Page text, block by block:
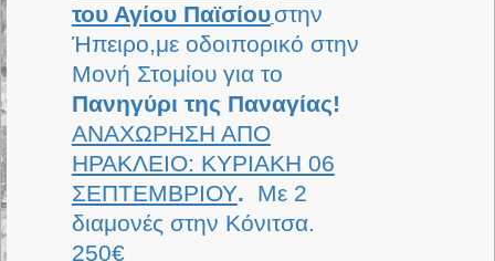
του Αγίου Παϊσίουστην
Ήπειρο,με οδοιπορικό στην
Μονή Στομίου για το
Πανηγύρι της Παναγίας!
ΑΝΑΧΩΡΗΣΗ ΑΠΟ
ΗΡΑΚΛΕΙΟ: ΚΥΡΙΑΚΗ 06
ΣΕΠΤΕΜΒΡΙΟΥ. Με 2
διαμονές στην Κόνιτσα.
250€